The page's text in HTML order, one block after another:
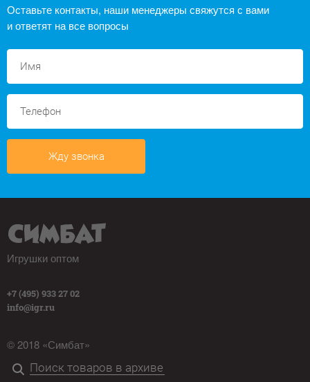
Оставьте контакты, наши менеджеры свяжутся с вами
и ответят на все вопросы
Жду звонка
Игрушки оптом
+7 (495) 933 27 02
info@igr.ru
© 2018 «Симбат»